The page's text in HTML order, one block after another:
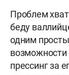
Проблем
беду
одним
возможности
прессинг за